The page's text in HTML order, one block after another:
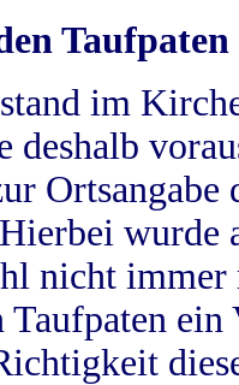
Taufpaten
im
wurde
nicht
Taufpaten